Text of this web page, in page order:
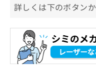
詳しくは下のボタン